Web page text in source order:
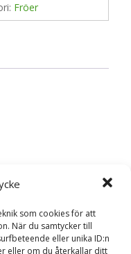
som cookies för att
När du samtycker till
eller unika ID:n
eller om du återkallar ditt
Fröer
”Slanggurka
Obligatoriska fält